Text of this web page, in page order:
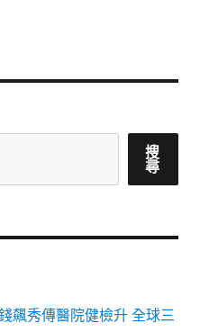
搜
尋
飆秀傳醫院健檢升 全球三